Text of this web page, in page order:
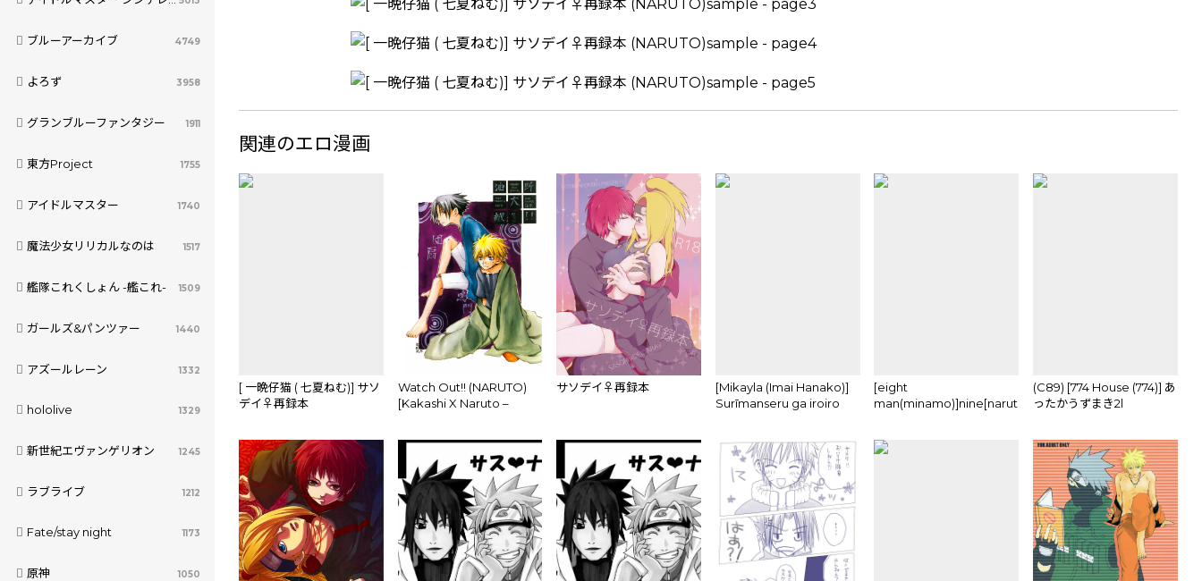
ブルーアーカイブ 4749
よろず 3958
グランブルーファンタジー 1911
東方Project 1755
アイドルマスター 1740
魔法少女リリカルなのは 1517
艦隊これくしょん -艦これ- 1509
ガールズ&パンツァー 1440
アズールレーン 1332
hololive 1329
新世紀エヴァンゲリオン 1245
ラブライブ 1212
Fate/stay night 1173
原神 1050
関連のエロ漫画
[ 一晩仔猫 ( 七夏ねむ)] サソ
デイ♀再録本
Watch Out!! (NARUTO)
[Kakashi X Naruto –
サソデイ♀再録本
[Mikayla (Imai Hanako)]
Surīmanseru ga iroiro
[eight
man(minamo)]nine[naruto]sample
(C89) [774 House (774)] あ
ったかうずまき2l